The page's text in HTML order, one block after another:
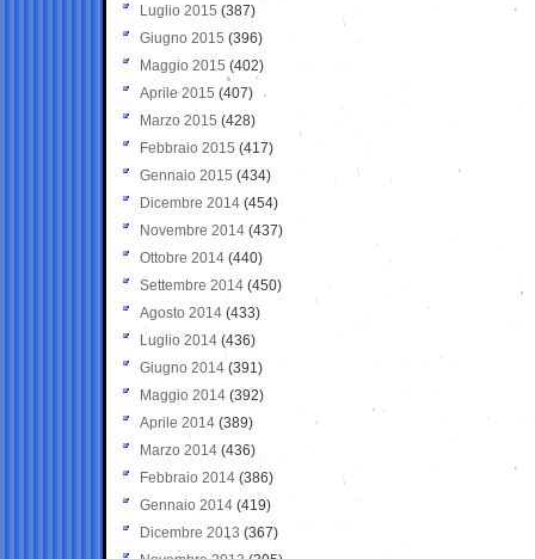
Luglio 2015 (387)
Giugno 2015 (396)
Maggio 2015 (402)
Aprile 2015 (407)
Marzo 2015 (428)
Febbraio 2015 (417)
Gennaio 2015 (434)
Dicembre 2014 (454)
Novembre 2014 (437)
Ottobre 2014 (440)
Settembre 2014 (450)
Agosto 2014 (433)
Luglio 2014 (436)
Giugno 2014 (391)
Maggio 2014 (392)
Aprile 2014 (389)
Marzo 2014 (436)
Febbraio 2014 (386)
Gennaio 2014 (419)
Dicembre 2013 (367)